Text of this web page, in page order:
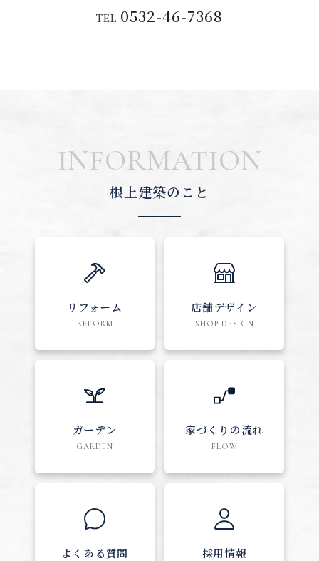
TEL 0532-46-7368
INFORMATION
根上建築のこと
リフォーム
REFORM
店舗デザイン
SHOP DESIGN
ガーデン
GARDEN
家づくりの流れ
FLOW
よくある質問 採用情報